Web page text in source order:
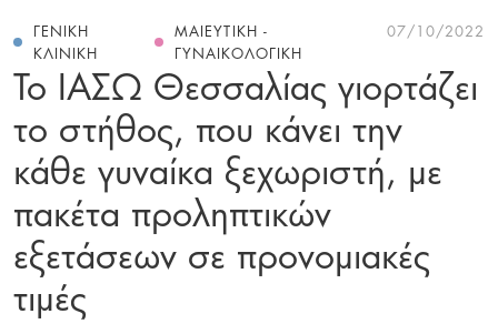
ΓΕΝΙΚΉ
ΚΛΙΝΙΚΉ
ΜΑΙΕΥΤΙΚΉ -
ΓΥΝΑΙΚΟΛΟΓΙΚΉ
07/10/2022
Το ΙΑΣΩ Θεσσαλίας γιορτάζει
το στήθος, που κάνει την
κάθε γυναίκα ξεχωριστή, με
πακέτα προληπτικών
εξετάσεων σε προνομιακές
τιμές